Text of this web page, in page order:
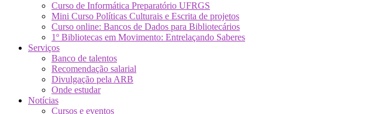
Curso de Informática Preparatório UFRGS
Mini Curso Políticas Culturais e Escrita de projetos
Curso online: Bancos de Dados para Bibliotecários
1º Bibliotecas em Movimento: Entrelaçando Saberes
Serviços
Banco de talentos
Recomendação salarial
Divulgação pela ARB
Onde estudar
Notícias
Cursos e eventos